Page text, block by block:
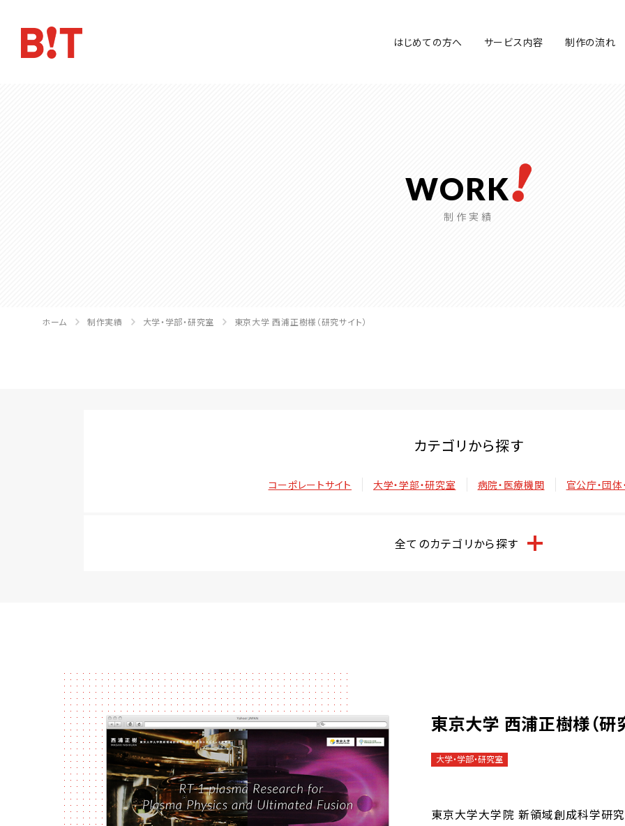
はじめての方へ サービス内容 制作の流れ
WORK
制作実績
ホーム 制作実績 大学・学部・研究室 東京大学 西浦正樹様（研究サイト）
カテゴリから探す
コーポレートサイト 大学・学部・研究室 病院・医療機関 官公庁・団
全てのカテゴリから探す
東京大学 西浦正樹様（研
大学・学部・研究室
東京大学大学院 新領域創成科学研